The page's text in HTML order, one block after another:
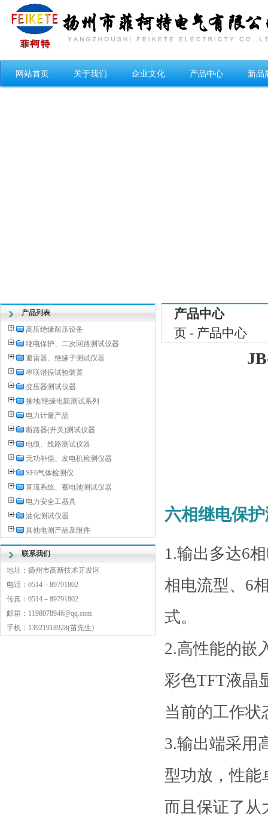
网站首页 关于我们 企业文化 产品中心 新品
产品列表
高压绝缘耐压设备
继电保护、二次回路测试仪器
避雷器、绝缘子测试仪器
串联谐振试验装置
变压器测试仪器
接地/绝缘电阻测试系列
电力计量产品
断路器(开关)测试仪器
电缆、线路测试仪器
无功补偿、发电机检测仪器
SF6气体检测仪
直流系统、蓄电池测试仪器
电力安全工器具
油化测试仪器
其他电测产品及附件
联系我们
地址：扬州市高新技术开发区
电话：0514－89791802
传真：0514－89791802
邮箱：1198078946@qq.com
手机：13921918928(苗先生)
产品中心
页 - 产品中心
六相继电保
1.输出多达6
相电流型、6
式。
2.高性能的嵌
彩色TFT液晶
当前的工作状
3.输出端采用
型功放，性能
而且保证了从